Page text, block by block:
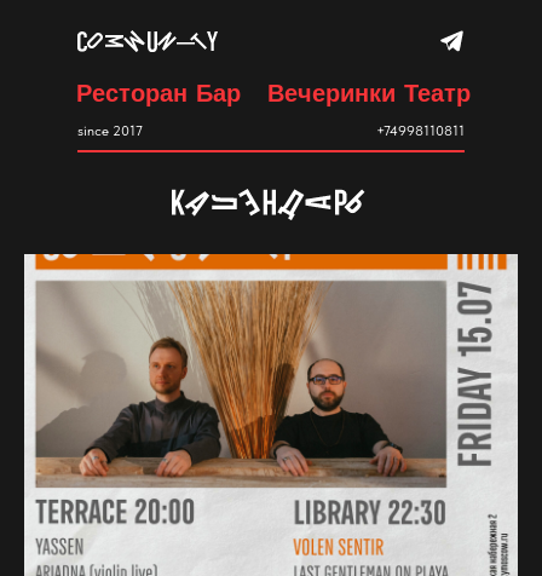
Ресторан Бар Вечеринки Театр
+74998110811
since 2017